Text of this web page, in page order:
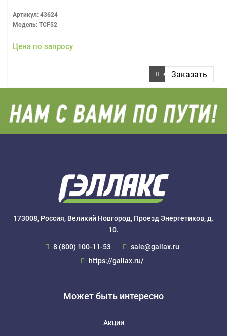
Артикул: 43624
Модель: TCF52
Цена по запросу
Заказать
173008, Россия, Великий Новгород, Проезд Энергетиков, д.
10.
8 (800) 100-11-53
sale@gallax.ru
https://gallax.ru/
Может быть интересно
Акции